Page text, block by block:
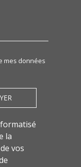
mes données
la
vos